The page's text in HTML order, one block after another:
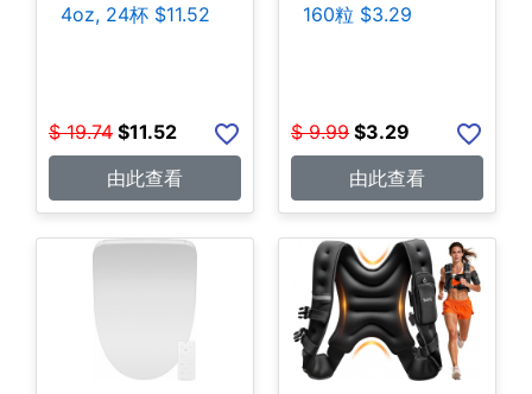
4oz, 24杯 $11.52
$ 19.74 $11.52
由此查看
160粒 $3.29
$ 9.99 $3.29
由此查看